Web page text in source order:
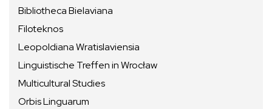
Bibliotheca Bielaviana
Filoteknos
Leopoldiana Wratislaviensia
Linguistische Treffen in Wrocław
Multicultural Studies
Orbis Linguarum